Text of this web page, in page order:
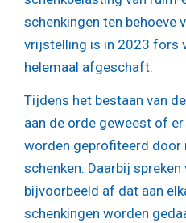
schenkingen ten behoeve
vrijstelling is in 2023 fors
helemaal afgeschaft.
Tijdens het bestaan van
aan de orde geweest of
worden geprofiteerd door
schenken. Daarbij
bijvoorbeeld af dat aan
schenkingen worden